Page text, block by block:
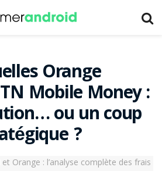
Orange
Mobile Money :
ou un coup
?